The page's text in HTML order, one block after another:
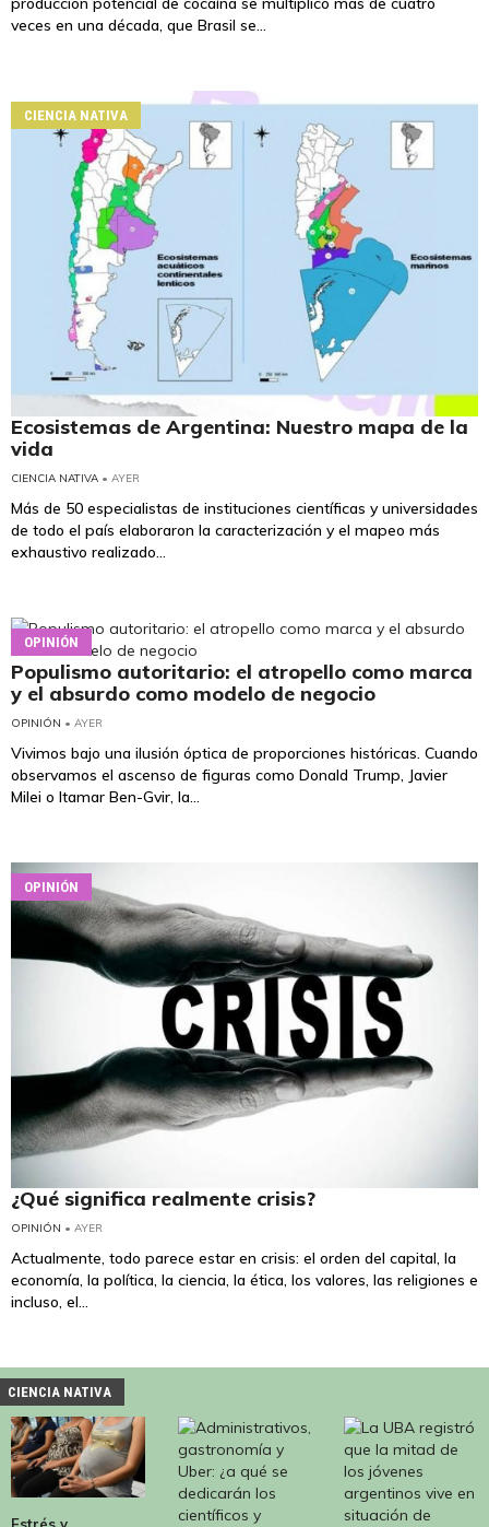
veces en una década, que Brasil se...
CIENCIA NATIVA
Ecosistemas de Argentina: Nuestro mapa de la
vida
CIENCIA NATIVA • AYER
Más de 50 especialistas de instituciones científicas y universidades
de todo el país elaboraron la caracterización y el mapeo más
exhaustivo realizado...
OPINIÓN
Populismo autoritario: el atropello como marca
y el absurdo como modelo de negocio
OPINIÓN • AYER
Vivimos bajo una ilusión óptica de proporciones históricas. Cuando
observamos el ascenso de figuras como Donald Trump, Javier
Milei o Itamar Ben-Gvir, la...
OPINIÓN
¿Qué significa realmente crisis?
OPINIÓN • AYER
Actualmente, todo parece estar en crisis: el orden del capital, la
economía, la política, la ciencia, la ética, los valores, las religiones e
incluso, el...
CIENCIA NATIVA